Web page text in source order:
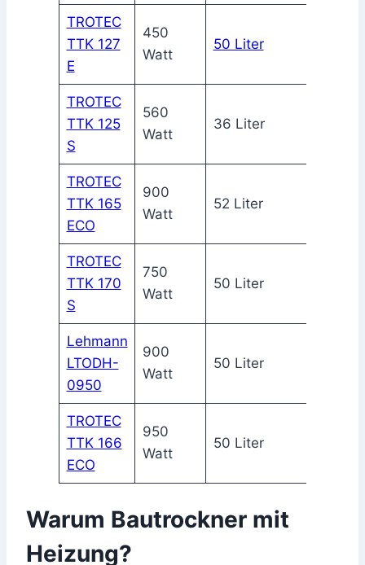
TROTEC
TTK 127
E
450
Watt
50 Liter
TROTEC
TTK 125
S
560
Watt
36 Liter
TROTEC
TTK 165
ECO
900
Watt
52 Liter
TROTEC
TTK 170
S
750
Watt
50 Liter
Lehmann
LTODH-
0950
900
Watt
50 Liter
TROTEC
TTK 166
ECO
950
Watt
50 Liter
Warum Bautrockner mit
Heizung?